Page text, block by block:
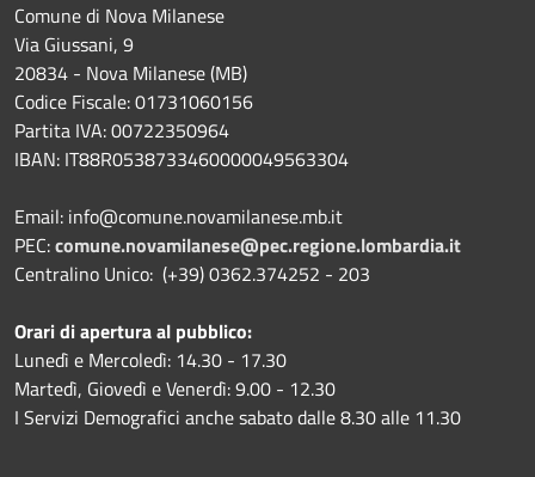
Comune di Nova Milanese
Via Giussani, 9
20834 - Nova Milanese (MB)
Codice Fiscale: 01731060156
Partita IVA: 00722350964
IBAN: IT88R0538733460000049563304
Email: info@comune.novamilanese.mb.it
PEC:comune.novamilanese@pec.regione.lombardia.it
Centralino Unico: (+39) 0362.374252 - 203
Orari di apertura al pubblico:
Lunedì e Mercoledì: 14.30 - 17.30
Martedì, Giovedì e Venerdì: 9.00 - 12.30
I Servizi Demografici anche sabato dalle 8.30 alle 11.30